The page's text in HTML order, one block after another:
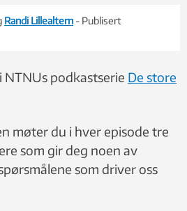
Randi Lillealtern - Publisert
podkastserie De store
møter du i hver episode tre
som gir deg noen av
som driver oss